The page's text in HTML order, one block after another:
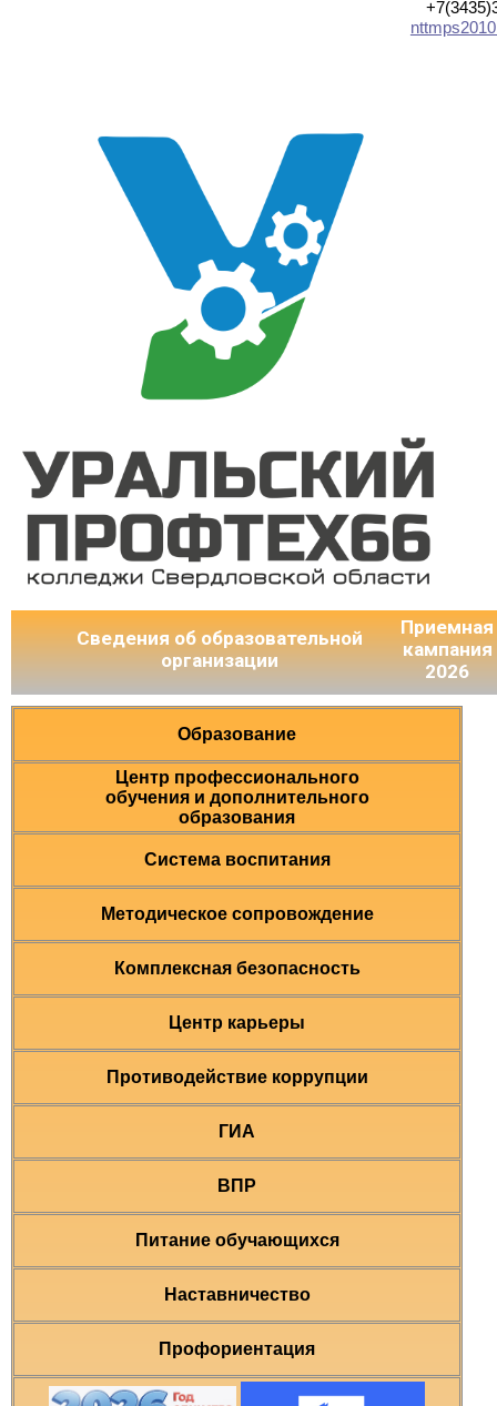
Сведения об образовательной
организации
Приемная
кампания
2026
Образование
Центр профессионального
обучения и дополнительного
образования
Система воспитания
Методическое сопровождение
Комплексная безопасность
Центр карьеры
Противодействие коррупции
ГИА
ВПР
Питание обучающихся
Наставничество
Профориентация